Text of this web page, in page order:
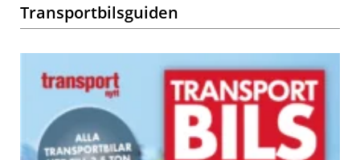
Transportbilsguiden